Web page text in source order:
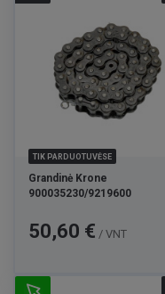
TIK PARDUOTUVĖSE
Grandinė Krone
900035230/9219600
Kaina
50,60 € / VNT